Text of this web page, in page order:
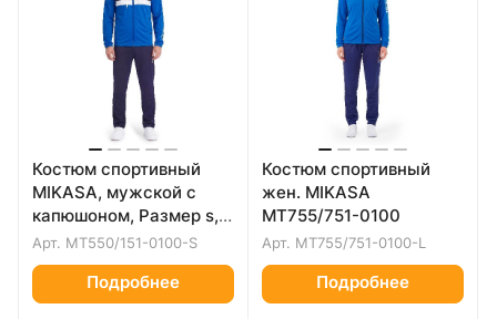
Костюм спортивный
MIKASA, мужской с
капюшоном, Размер s,
Цвет Синий/Темно-
синий
Арт. MT550/151-0100-S
Подробнее
Костюм спортивный
жен. MIKASA
MT755/751-0100
Арт. MT755/751-0100-L
Подробнее